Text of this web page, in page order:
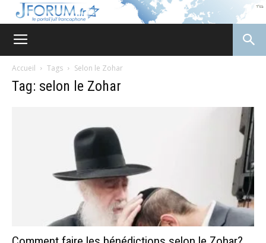
Accueil Tags Selon le Zohar
Tag: selon le Zohar